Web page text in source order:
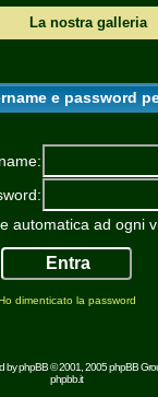
La nostra galleria
e password
automatica ad ogni
dimenticato la password
byphpBB© 2001, 2005 phpBB
phpbb.it